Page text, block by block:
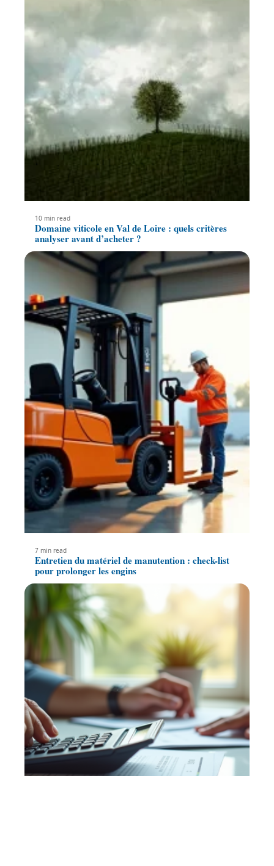
10 min read
Domaine viticole en Val de Loire : quels critères
analyser avant d’acheter ?
7 min read
Entretien du matériel de manutention : check-list
pour prolonger les engins